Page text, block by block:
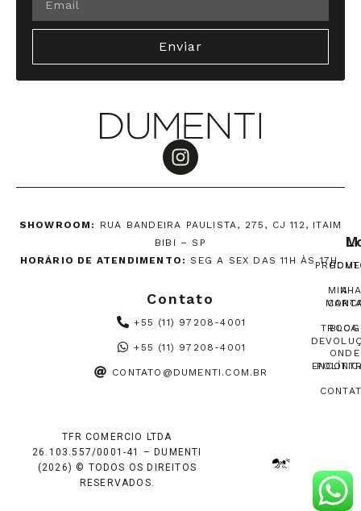
Enviar
HOME
A
BLOG
ONDE
TROCA
SHOWROOM:
RUA BANDEIRA PAULISTA, 275, CJ 112, ITAIM
BIBI – SP
HORÁRIO DE ATENDIMENTO: SEG A SEX DAS 11H ÀS 17H.
Contato
+55 (11) 97208-4001
+55 (11) 97208-4001
CONTATO@DUMENTI.COM.BR
TFR COMERCIO LTDA
26.103.557/0001-41 – DUMENTI
(2026) © TODOS OS DIREITOS
RESERVADOS.